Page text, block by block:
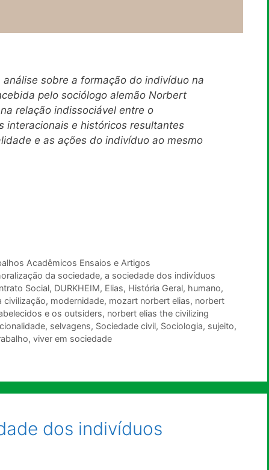
sobre a formação do indivíduo na
pelo sociólogo alemão Norbert
relação indissociável entre o
interacionais e históricos resultantes
e as ações do indivíduo ao mesmo
Acadêmicos Ensaios e Artigos
da sociedade, a sociedade dos indivíduos
Social, DURKHEIM, Elias, História Geral, humano,
civilização, modernidade, mozart norbert elias, norbert
e os outsiders, norbert elias the civilizing
, selvagens, Sociedade civil, Sociologia, sujeito,
, viver em sociedade
dos indivíduos